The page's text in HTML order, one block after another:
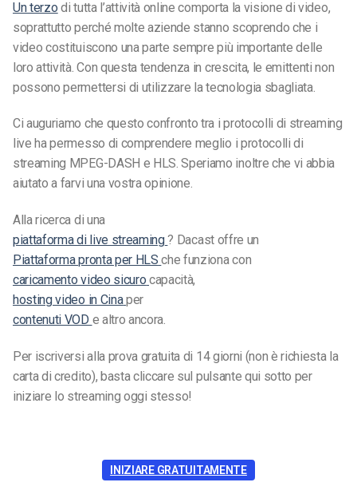
Un terzo di tutta l’attività online comporta la visione di video,
soprattutto perché molte aziende stanno scoprendo che i
video costituiscono una parte sempre più importante delle
loro attività. Con questa tendenza in crescita, le emittenti non
possono permettersi di utilizzare la tecnologia sbagliata.
Ci auguriamo che questoconfronto tra i protocolli di streaming
live ha permesso di comprendere meglio i protocolli di
streaming MPEG-DASH e HLS. Speriamo inoltre che vi abbia
aiutato a farvi una vostra opinione.
Alla ricerca di una
piattaforma di live streaming? Dacast offre un
Piattaforma pronta per HLS che funziona con
caricamento video sicuro capacità,
hosting video in Cinaper
contenuti VOD e altro ancora.
Per iscriversi alla prova gratuita di 14 giorni (non è richiesta la
carta di credito), basta cliccare sul pulsante qui sotto per
iniziare lo streaming oggi stesso!
INIZIARE GRATUITAMENTE